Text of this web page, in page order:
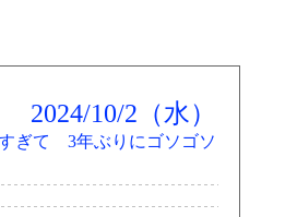
2024/10/2（水）
て 3年ぶりにゴソゴソ